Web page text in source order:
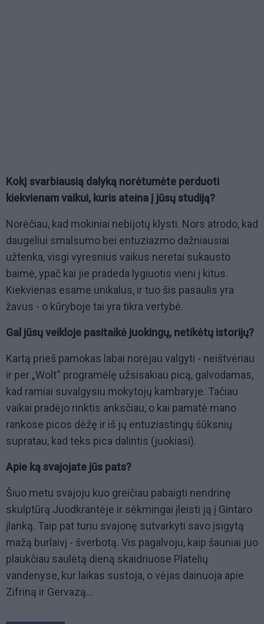
Kokį svarbiausią dalyką norėtumėte perduoti
kiekvienam vaikui, kuris ateina į jūsų studiją?
Norėčiau, kad mokiniai nebijotų klysti. Nors atrodo, kad
daugeliui smalsumo bei entuziazmo dažniausiai
užtenka, visgi vyresnius vaikus neretai sukausto
baimė, ypač kai jie pradeda lygiuotis vieni į kitus.
Kiekvienas esame unikalus, ir tuo šis pasaulis yra
žavus - o kūryboje tai yra tikra vertybė.
Gal jūsų veikloje pasitaikė juokingų, netikėtų istorijų?
Kartą prieš pamokas labai norėjau valgyti - neištvėriau
ir per „Wolt“ programėlę užsisakiau picą, galvodamas,
kad ramiai suvalgysiu mokytojų kambaryje. Tačiau
vaikai pradėjo rinktis anksčiau, o kai pamatė mano
rankose picos dėžę ir iš jų entuziastingų šūksnių
supratau, kad teks pica dalintis (juokiasi).
Apie ką svajojate jūs pats?
Šiuo metu svajoju kuo greičiau pabaigti nendrinę
skulptūrą Juodkrantėje ir sėkmingai įleisti ją į Gintaro
įlanką. Taip pat turiu svajonę sutvarkyti savo įsigytą
mažą burlaivį - šverbotą. Vis pagalvoju, kaip šauniai juo
plaukčiau saulėtą dieną skaidriuose Platelių
vandenyse, kur laikas sustoja, o vėjas dainuoja apie
Zifriną ir Gervazą...